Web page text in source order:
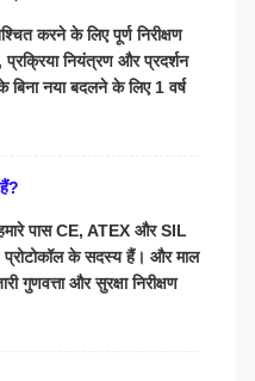
करने के लिए पूर्ण निरीक्षण
प्रक्रिया नियंत्रण और प्रदर्शन
बिना नया बदलने के लिए 1 वर्ष
पास CE, ATEX और SIL
के सदस्य हैं। और माल
गुणवत्ता और सुरक्षा निरीक्षण